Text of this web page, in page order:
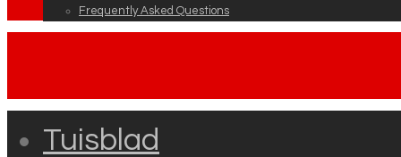
Frequently Asked Questions
Tuisblad